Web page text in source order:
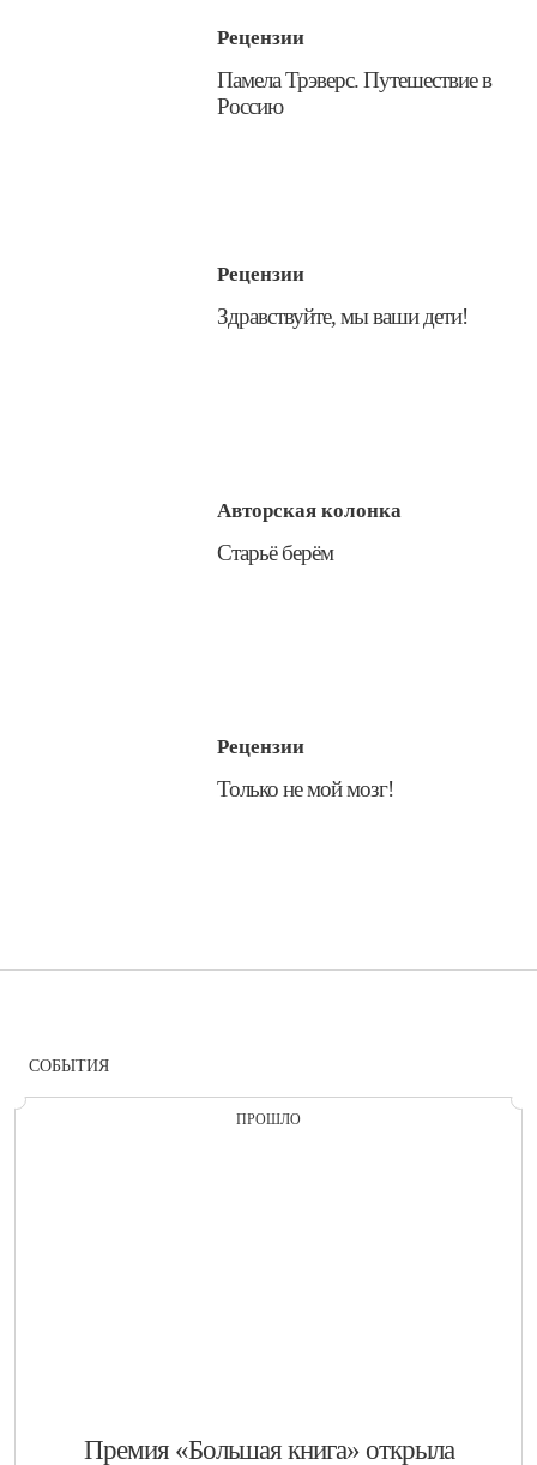
Рецензии
​Памела Трэверс. Путешествие в
Россию
Рецензии
​Здравствуйте, мы ваши дети!
Авторская колонка
​Старьё берём
Рецензии
Только не мой мозг!
СОБЫТИЯ
ПРОШЛО
​Премия «Большая книга» открыла